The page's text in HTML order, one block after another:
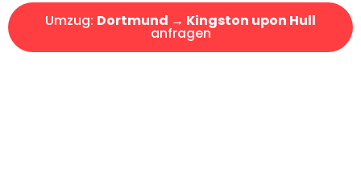
Umzug: Dortmund → Kingston upon Hull
anfragen